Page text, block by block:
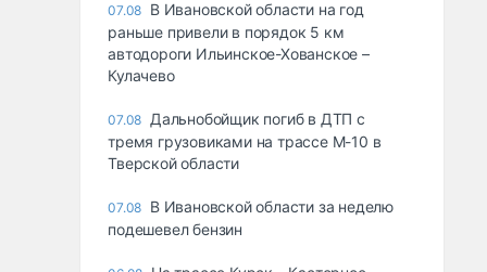
07.08 В Ивановской области на год
раньше привели в порядок 5 км
автодороги Ильинское-Хованское –
Кулачево
07.08 Дальнобойщик погиб в ДТП с
тремя грузовиками на трассе М-10 в
Тверской области
07.08 В Ивановской области за неделю
подешевел бензин